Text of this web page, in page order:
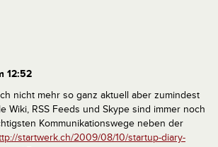
12:52
nicht mehr so ganz aktuell aber zumindest
Wiki, RSS Feeds und Skype sind immer noch
Kommunikationswege neben der
startwerk.ch/2009/08/10/startup-diary-